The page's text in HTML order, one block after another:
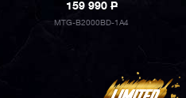
159 990P
MTG-B2000BD-1A4